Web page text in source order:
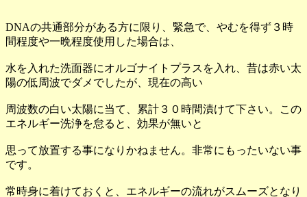
DNAの共通部分がある方に限り、緊急で、やむを得ず３時
間程度や一晩程度使用した場合は、
水を入れた洗面器にオルゴナイトプラスを入れ、昔は赤い太
陽の低周波でダメでしたが、現在の高い
周波数の白い太陽に当て、累計３０時間漬けて下さい。この
エネルギー洗浄を怠ると、効果が無いと
思って放置する事になりかねません。非常にもったいない事
です。
常時身に着けておくと、エネルギーの流れがスムーズとなり